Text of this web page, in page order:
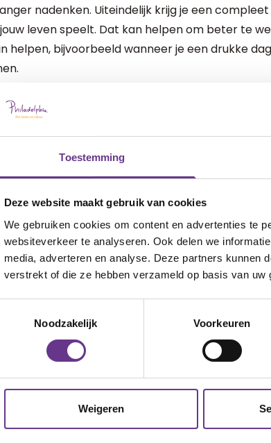
Toestemming
Deze website maakt gebruik van cookies
We gebruiken cookies om content en advertenties te
websiteverkeer te analyseren. Ook delen we
media, adverteren en analyse. Deze partners kunnen
verstrekt of die ze hebben verzameld op basis van uw
Noodzakelijk
Voorkeuren
Weigeren
nadenken. Uiteindelijk krijg je een
leven speelt. Dat kan helpen om beter te
helpen, bijvoorbeeld wanneer je een drukke
genoeg is, is het ook leuk om het
te vullen. Zo ontdek je
helpt bij verschillende emoties. Op die manier
de juiste soort muziek in te zetten.
toekomst
muziekpaspoort kan ook erg handig zijn
wonen. Je kunt deze waardevolle informatie
de begeleiding, waardoor zij precies weten
voor jouw kind. De inzet van de juiste muziek op
positieve effecten hebben. Het invullen van
is dus niet alleen een leuke activiteit voor jou
nuttig!
hier downloaden.
door een van onze muziekcoaches.
muziek in de zorg voor jouw zoon of